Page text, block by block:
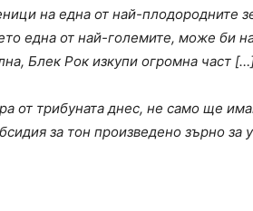
на една от най-плодородните
една от най-големите, може би
Блек Рок изкупи огромна част
от трибуната днес, не само ще
за тон произведено зърно за